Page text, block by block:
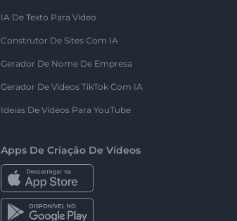
IA De Texto Para Vídeo
Construtor De Sites Com IA
Gerador De Nome De Empresa
Gerador De Vídeos TikTok Com IA
Ideias De Vídeos Para YouTube
Apps De Criação De Vídeos